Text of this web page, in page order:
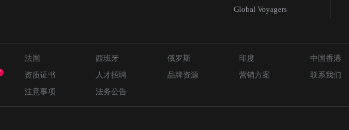
Global Voyagers
法国 西班牙 俄罗斯 印度 中国香港
资质证书 人才招聘 品牌资源 营销方案 联系我们
注意事项 法务公告